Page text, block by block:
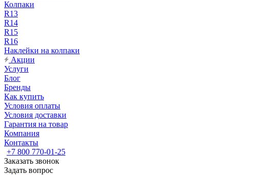
Колпаки
R13
R14
R15
R16
Наклейки на колпаки
Акции
Услуги
Блог
Бренды
Как купить
Условия оплаты
Условия доставки
Гарантия на товар
Компания
Контакты
+7 800 770-01-25
Заказать звонок
Задать вопрос